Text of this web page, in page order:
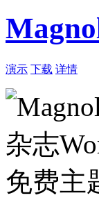
演示 下载 详情